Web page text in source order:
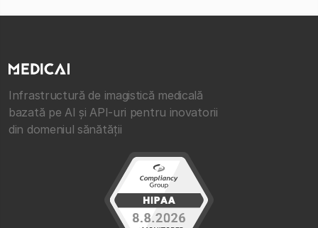
Infrastructură de imagistică medicală
bazată pe AI și API-uri pentru inovatorii
din domeniul sănătății